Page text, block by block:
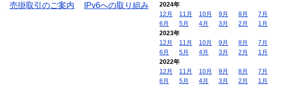
売掛取引のご案内
IPv6への取り組み
2024年
12月
11月 10月 9月 8月
7月
6月
5月 4月 3月 2月
1月
2023年
12月
11月 10月 9月 8月
7月
6月
5月 4月 3月 2月
1月
2022年
12月
11月 10月 9月 8月
7月
6月
5月 4月 3月 2月
1月